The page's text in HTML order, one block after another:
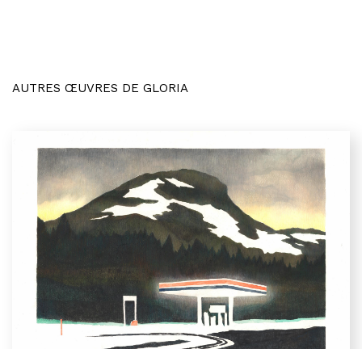
AUTRES ŒUVRES DE GLORIA